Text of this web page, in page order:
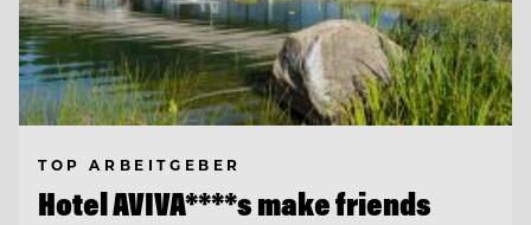
TOP ARBEITGEBER
Hotel AVIVA****s make friends